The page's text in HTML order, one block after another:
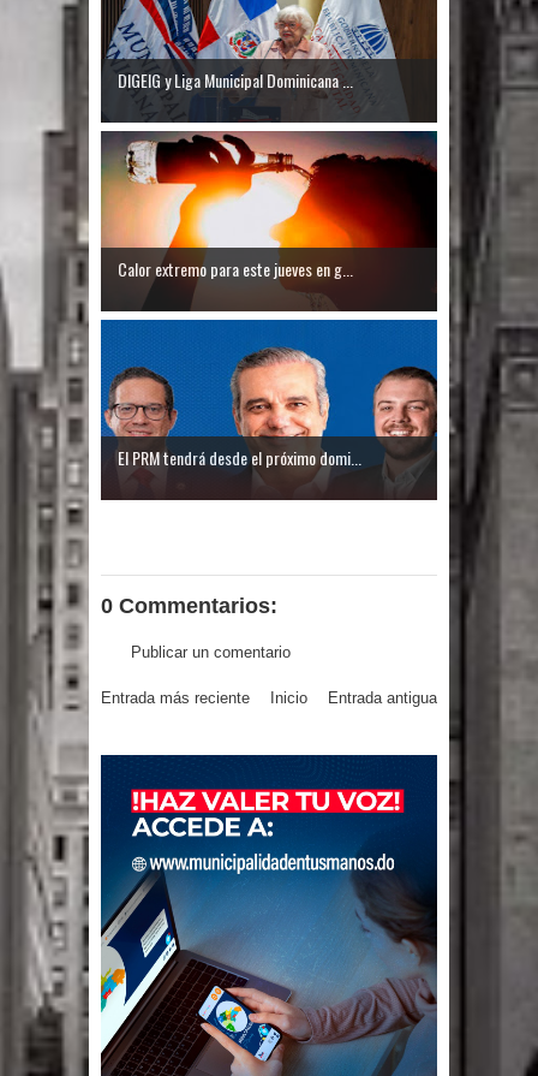
Un lunes trágico deja seis jóvenes
muertos
Heridos y edificios colapsados tras
terremoto de magnitud 7,1 en Japón
Poder Ejecutivo promulga
modificaciones al nuevo Código Penal
Diputado Félix Michell Rodríguez
reveló que con Presupuesto
Complementario gobierno endeuda
país con 3,500 millones de dólares
domingo una dirección de hombres
DIGEIG y Liga Municipal Dominicana ...
Calor extremo para este jueves en g...
El PRM tendrá desde el próximo domi...
0 Commentarios:
Publicar un comentario
Entrada más reciente Entrada antigua
Inicio